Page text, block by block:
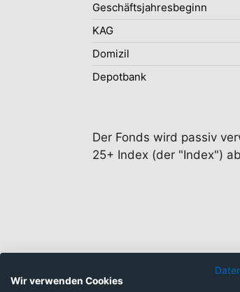
Geschäftsjahresbeginn
KAG
Domizil
Depotbank
Der Fonds wird passiv
25+ Index (der "Index")
Anlageklassen
Wir verwenden Cookies